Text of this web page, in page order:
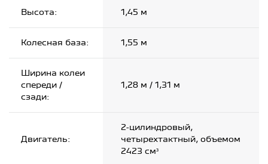
Высота: 1,45 м
Колесная база: 1,55 м
Ширина колеи
спереди /
сзади:
1,28 м / 1,31 м
Двигатель:
2-цилиндровый,
четырехтактный, объемом
2423 см³